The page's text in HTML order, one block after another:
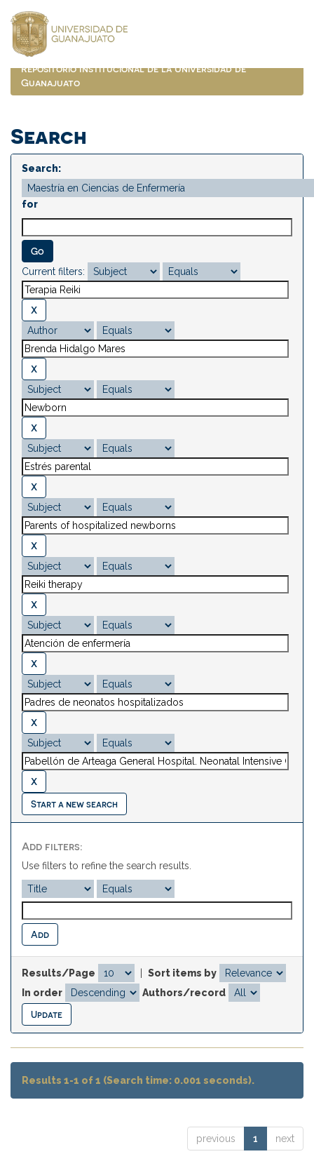
navigation
Repositorio Institucional de la Universidad de
Guanajuato
Search
Search:
for
Current filters:
Start a new search
Add filters:
Use filters to refine the search results.
Results/Page
Sort items by
In order
Authors/record
Results 1-1 of 1 (Search time: 0.001 seconds).
previous 1 next